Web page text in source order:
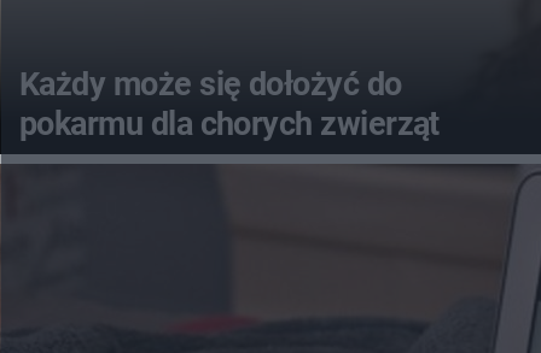
Każdy może się dołożyć do
pokarmu dla chorych zwierząt